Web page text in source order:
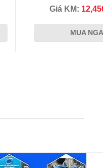
Quadro K2200 | NVMe
16GB
Giá KM:
MUA
thời cũng giới thiệu cho